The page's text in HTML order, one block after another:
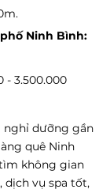
Ninh Bình:
- 3.500.000
nghỉ dưỡng gần
quê Ninh
không gian
dịch vụ spa tốt,